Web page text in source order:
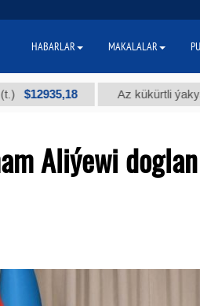
Az kükürtli ýakyş
Aliýewi
HABARLAR MAKALALAR